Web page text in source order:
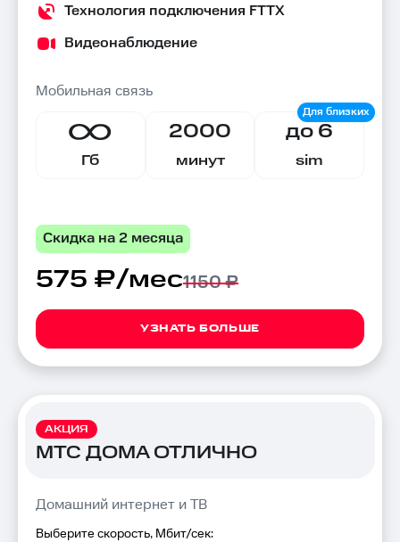
Технология подключения FTTX
Видеонаблюдение
Мобильная связь
Гб
2000
минут
до 6
sim
Скидка на 2 месяца
575 ₽/мес1150 ₽
УЗНАТЬ БОЛЬШЕ
АКЦИЯ
МТС ДОМА ОТЛИЧНО
Домашний интернет и ТВ
Выберите скорость, Мбит/сек: